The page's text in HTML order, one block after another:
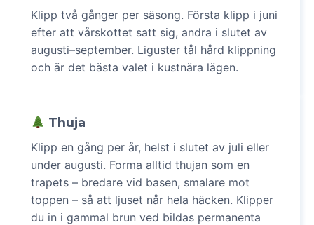
Klipp två gånger per säsong. Första klipp i juni
efter att vårskottet satt sig, andra i slutet av
augusti–september. Liguster tål hård klippning
och är det bästa valet i kustnära lägen.
Thuja
Klipp en gång per år, helst i slutet av juli eller
under augusti. Forma alltid thujan som en
trapets – bredare vid basen, smalare mot
toppen – så att ljuset når hela häcken. Klipper
du in i gammal brun ved bildas permanenta